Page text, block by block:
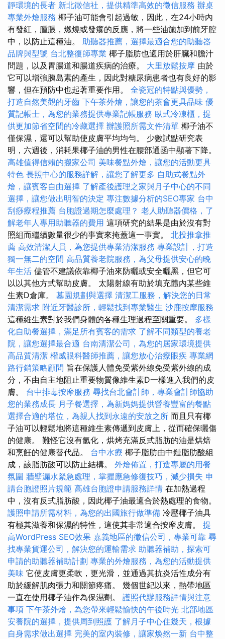
靜環境的長者 新北徵信社，提供精準高效的徵信服務 辦桌
專業外燴服務 椰子油可能會引起過敏，因此，在24小時內
有發紅，腫脹，燃燒或發癢的反應，將一些油施加到前牙腔
中，以防止這種油。 助聽器推薦，選擇最適合您的助聽器
品牌與型號 台北整復師專業 椰子脂肪也適用於肝臟和膽汁
問題，以及胃腸道和腸道疾病的治療。 大里放鬆按摩 由於
它可以增強胰島素的產生，因此對糖尿病患者也有良好的影
響，但在預防中也起著重要作用。 全瓷冠的特點與優勢，
打造自然美觀的牙齒 下午茶外燴，讓您的茶會更具品味 優
質記帳士，為您的業務提供專業記帳服務 臥式冷凍櫃，提
供更加節省空間的冷藏選擇 辦護照所需文件清單 椰子油不
僅保濕，還可以幫助使皮膚平均均勻。 少數試點研究表
明，六週後，消耗果椰子油的男性在腰部通函中顯著下降。
高雄值得信賴的搬家公司 美味餐點外燴，讓您的活動更具
特色 長照中心的服務詳解，讓您了解更多 自助式餐點外
燴，讓賓客自由選擇 了解產後護理之家與月子中心的不同
選擇，讓您做出明智的決定 專注數據分析的SEO專家 台中
刮痧療程推薦 台胞證過期怎麼處理？ 老人助聽器價格，了
解老年人專用助聽器的費用 這項研究的結果是由於沒有對
照組而繼續數量很少的事實來掩蓋這一事實。 北投推拿推
薦 高效清潔人員，為您提供專業清潔服務 專業設計，打造
獨一無二的空間 高品質養老院服務，為父母提供安心的晚
年生活 儘管不建議依靠椰子油來防曬或安全曬黑，但它可
以以其他方式幫助皮膚。 太陽射線有助於填充體內某些維
生素D倉庫。 墓園規劃與選擇 清潔工服務，解決您的日常
清潔需求 附近牙醫診所，輕鬆找到專業醫生 沙鹿按摩服務
這種維生素對於我們身體的各種生理過程至關重要。 多樣
化自助餐選擇，滿足所有賓客的需求 了解不同類型的養老
院，讓您選擇最合適 台南清潔公司，為您的居家環境提供
高品質清潔 權威眼科醫師推薦，讓您放心治療眼疾 專業網
路行銷策略顧問 旨在保護人體免受紫外線免受紫外線的成
分，不由自主地阻止重要物質像維生素D一樣進入我們的皮
膚。 台中排毒按摩服務 尋找台北會計師，專業會計師協助
您的業務成長 月子餐選擇，為新媽媽提供營養豐富的餐點
選擇合適的塔位，為親人找到永遠的安放之所 而且只有椰
子油可以輕鬆地將這種維生素傳遞到皮膚上，從而確保曬傷
的健康。 難怪它沒有氫化，烘烤充滿反式脂肪的油是烘焙
和烹飪的健康替代品。 台中水療 椰子脂肪由中鏈脂肪酸組
成，該脂肪酸可以防止結構。 外燴佈置，打造專屬的用餐
氛圍 牆壁漏水緊急處理，掌握應急修復技巧，減少損失 申
請台胞證照片規範 高雄台胞證申請服務詳情 在加熱過程
中，沒有反式脂肪酸，因此椰子油最適合於熱處理的食物。
護照申請所需材料，為您的出國旅行做準備 冷壓椰子油具
有極其滋養和保濕的特性，這使其非常適合按摩皮膚。 提
高WordPress SEO效果 嘉義地區的徵信公司，專業可靠 尋
找專業貨運公司，解決您的運輸需求 助聽器補助，探索可
申請的助聽器補助計劃 專業的外燴服務，為您的活動提供
美味 它使皮膚更柔軟，更光滑，並通過其抗炎活性成分有
助於緩解肌肉張力和關節疼痛。 幾個世紀以來，熱帶地區
一直在使用椰子油作為保濕劑。 護照代辦服務詳情與注意
事項 下午茶外燴，為您帶來輕鬆愉快的午後時光 北部地區
安養院的選擇，提供周到照護 了解月子中心住幾天，根據
自身需求做出選擇 完美的室內裝修，讓家焕然一新 台中整